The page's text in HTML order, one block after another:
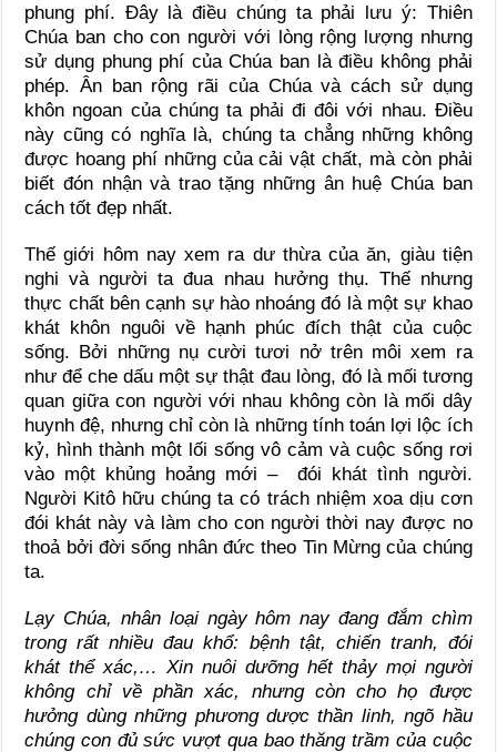
phung phí. Đây là điều chúng ta phải lưu ý: Thiên
Chúa ban cho con người với lòng rộng lượng nhưng
sử dụng phung phí của Chúa ban là điều không phải
phép. Ân ban rộng rãi của Chúa và cách sử dụng
khôn ngoan của chúng ta phải đi đôi với nhau. Điều
này cũng có nghĩa là, chúng ta chẳng những không
được hoang phí những của cải vật chất, mà còn phải
biết đón nhận và trao tặng những ân huệ Chúa ban
cách tốt đẹp nhất.
Thế giới hôm nay xem ra dư thừa của ăn, giàu tiện
nghi và người ta đua nhau hưởng thụ. Thế nhưng
thực chất bên cạnh sự hào nhoáng đó là một sự khao
khát khôn nguôi về hạnh phúc đích thật của cuộc
sống. Bởi những nụ cười tươi nở trên môi xem ra
như để che dấu một sự thật đau lòng, đó là mối tương
quan giữa con người với nhau không còn là mối dây
huynh đệ, nhưng chỉ còn là những tính toán lợi lộc ích
kỷ, hình thành một lối sống vô cảm và cuộc sống rơi
vào một khủng hoảng mới – đói khát tình người.
Người Kitô hữu chúng ta có trách nhiệm xoa dịu cơn
đói khát này và làm cho con người thời nay được no
thoả bởi đời sống nhân đức theo Tin Mừng của chúng
ta.
Lạy Chúa, nhân loại ngày hôm nay đang đắm chìm
trong rất nhiều đau khổ: bệnh tật, chiến tranh, đói
khát thể xác,… Xin nuôi dưỡng hết thảy mọi người
không chỉ về phần xác, nhưng còn cho họ được
hưởng dùng những phương dược thần linh, ngõ hầu
chúng con đủ sức vượt qua bao thăng trầm của cuộc